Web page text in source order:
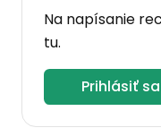
Na napísanie
tu.
Prihlásiť sa